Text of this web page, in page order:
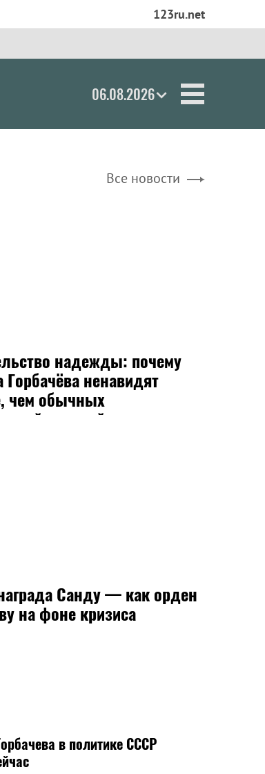
123ru.net
06.08.2026
Все новости
надежды: почему
ненавидят
чем обычных
империй
Санду — как орден
на фоне кризиса
в политике СССР